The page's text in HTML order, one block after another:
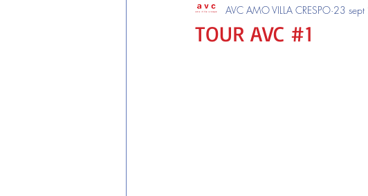
urbanismo y medioambiente donde
TOUR AVC #1
AVC AMO VILLA CRESPO 23